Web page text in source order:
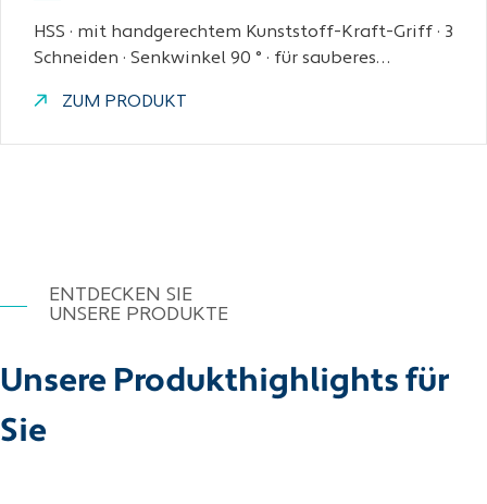
HSS · mit handgerechtem Kunststoff-Kraft-Griff · 3
Schneiden · Senkwinkel 90 ° · für sauberes…
ZUM PRODUKT
ENTDECKEN SIE
UNSERE PRODUKTE
Unsere Produkthighlights für
Sie